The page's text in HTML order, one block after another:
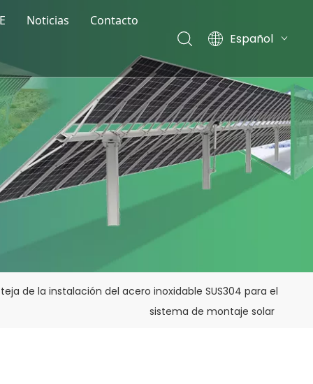
Noticias
Noticias de la compañía
Noticias de la exposición
Blog
Contacto
Español
Français
Deutsch
Italiano
Nederlands
de la instalación del acero inoxidable SUS304 para el
sistema de montaje solar